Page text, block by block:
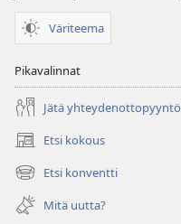
Väriteema
Pikavalinnat
Jätä yhteydenottopyyntö
Etsi kokous
(avaa
uuden
ikkunan)
Etsi konventti
(avaa
uuden
ikkunan)
Mitä uutta?